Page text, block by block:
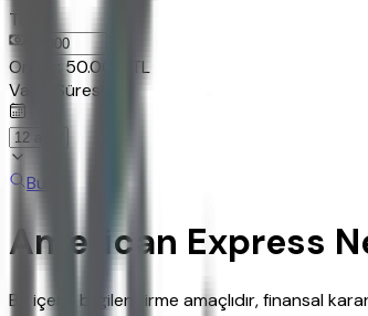
Tutar
Ornek: 50.000
TL
Vade Süresi
Bul
American Express
Bu içerik bilgilendirme amaçlıdır, finansal